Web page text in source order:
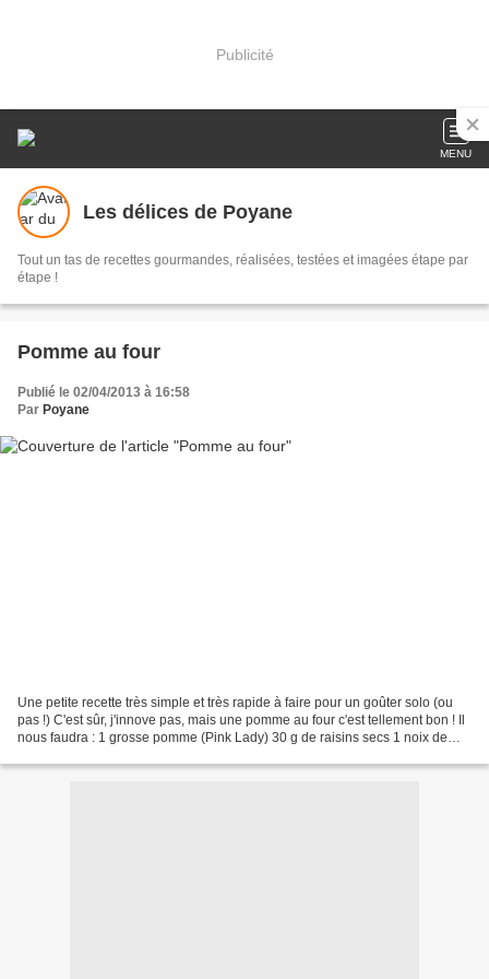
Publicité
MENU
Les délices de Poyane
Tout un tas de recettes gourmandes, réalisées, testées et imagées étape par
étape !
Pomme au four
Publié le 02/04/2013 à 16:58
Par Poyane
Une petite recette très simple et très rapide à faire pour un goûter solo (ou
pas !) C'est sûr, j'innove pas, mais une pomme au four c'est tellement bon ! Il
nous faudra : 1 grosse pomme (Pink Lady) 30 g de raisins secs 1 noix de